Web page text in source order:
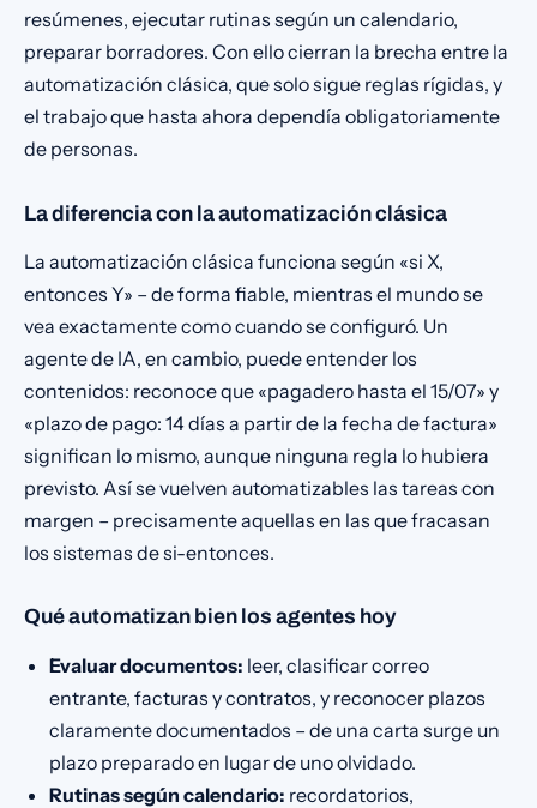
resúmenes, ejecutar rutinas según un calendario,
preparar borradores. Con ello cierran la brecha entre la
automatización clásica, que solo sigue reglas rígidas, y
el trabajo que hasta ahora dependía obligatoriamente
de personas.
La diferencia con la automatización clásica
La automatización clásica funciona según «si X,
entonces Y» – de forma fiable, mientras el mundo se
vea exactamente como cuando se configuró. Un
agente de IA, en cambio, puede entender los
contenidos: reconoce que «pagadero hasta el 15/07» y
«plazo de pago: 14 días a partir de la fecha de factura»
significan lo mismo, aunque ninguna regla lo hubiera
previsto. Así se vuelven automatizables las tareas con
margen – precisamente aquellas en las que fracasan
los sistemas de si-entonces.
Qué automatizan bien los agentes hoy
Evaluar documentos: leer, clasificar correo
entrante, facturas y contratos, y reconocer plazos
claramente documentados – de una carta surge un
plazo preparado en lugar de uno olvidado.
Rutinas según calendario: recordatorios,